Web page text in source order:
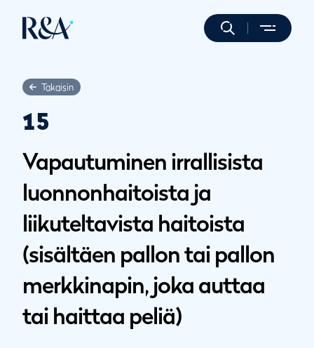
Takaisin
15
Vapautuminen irrallisista
luonnonhaitoista ja
liikuteltavista haitoista
(sisältäen pallon tai pallon
merkkinapin, joka auttaa
tai haittaa peliä)